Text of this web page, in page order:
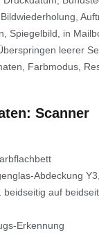
Spiegelbild, in
leerer
Farbmodus,
Scanner
Abdeckung
beidseitig auf
Erkennung